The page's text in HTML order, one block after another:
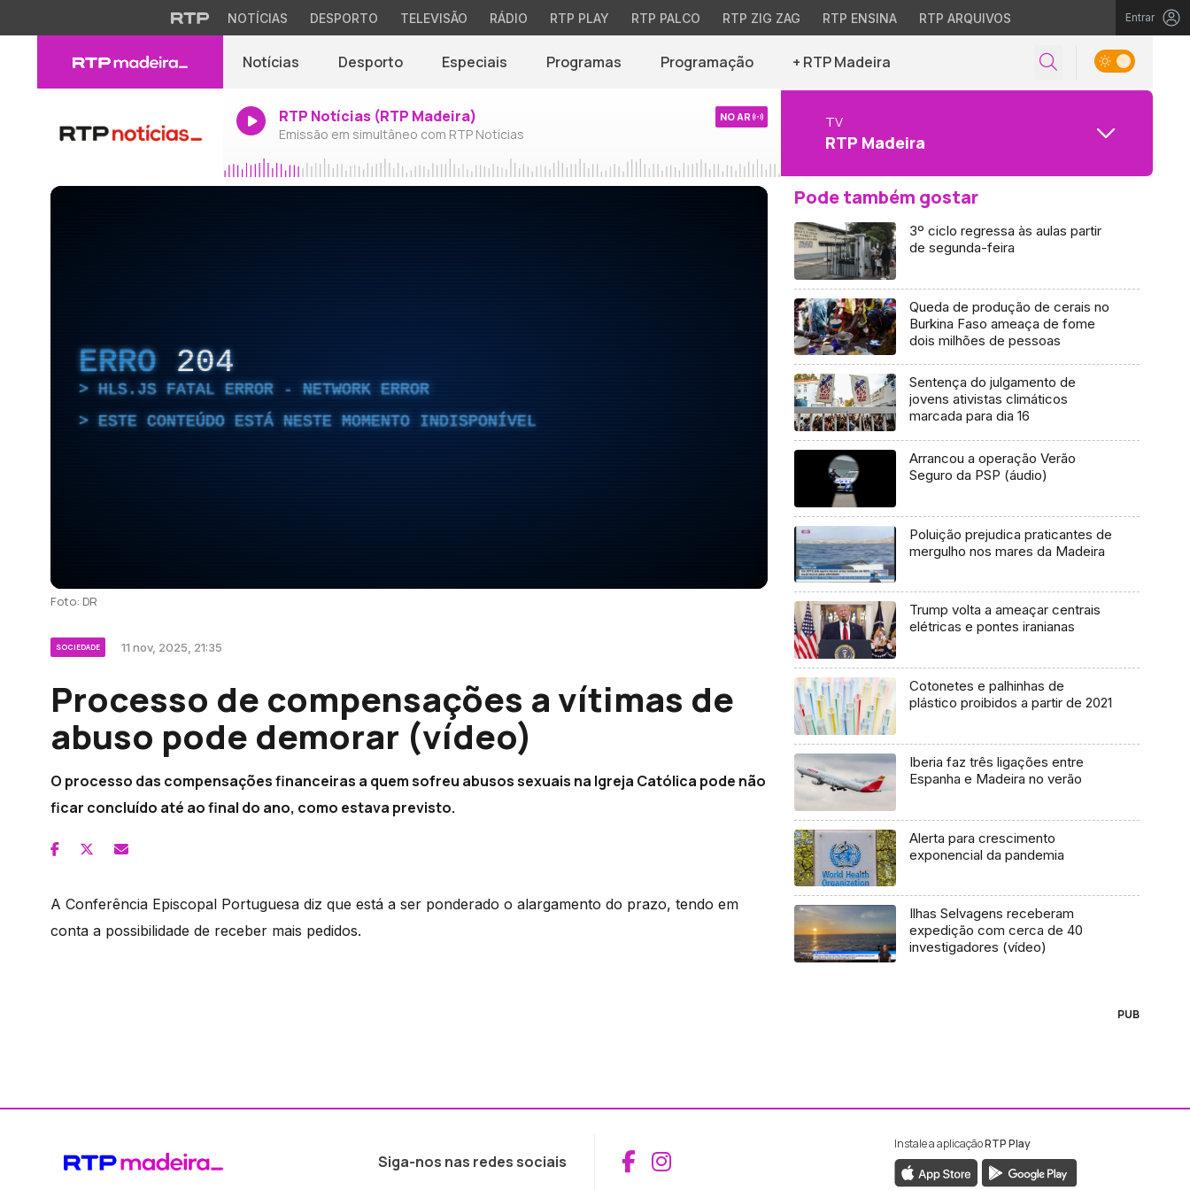
NOTÍCIAS DESPORTO TELEVISÃO RÁDIO RTP PLAY RTP PALCO RTP ZIG ZAG RTP ENSINA RTP ARQUIVOS Entrar
Notícias Desporto Especiais Programas Programação + RTP Madeira
RTP Notícias (RTP Madeira)
Emissão em simultâneo com RTP Notícias
NO AR TV
RTP Madeira
ERRO 204
HLS.JS FATAL ERROR - NETWORK ERROR
ESTE CONTEÚDO ESTÁ NESTE MOMENTO INDISPONÍVEL
Foto: DR
SOCIEDADE 11 nov, 2025, 21:35
Processo de compensações a vítimas de
abuso pode demorar (vídeo)
O processo das compensações financeiras a quem sofreu abusos sexuais na Igreja Católica pode não
ficar concluído até ao final do ano, como estava previsto.
A Conferência Episcopal Portuguesa diz que está a ser ponderado o alargamento do prazo, tendo em
conta a possibilidade de receber mais pedidos.
Pode também gostar
3º ciclo regressa às aulas partir
de segunda-feira
Queda de produção de cerais no
Burkina Faso ameaça de fome
dois milhões de pessoas
Sentença do julgamento de
jovens ativistas climáticos
marcada para dia 16
Arrancou a operação Verão
Seguro da PSP (áudio)
Poluição prejudica praticantes de
mergulho nos mares da Madeira
Trump volta a ameaçar centrais
elétricas e pontes iranianas
Cotonetes e palhinhas de
plástico proibidos a partir de 2021
Iberia faz três ligações entre
Espanha e Madeira no verão
Alerta para crescimento
exponencial da pandemia
Ilhas Selvagens receberam
expedição com cerca de 40
investigadores (vídeo)
PUB
Siga-nos nas redes sociais Aceder ao Facebook da RTP Madeira
Aceder ao Instagram da RTP Madeira
Instale a aplicaçãoRTP Play